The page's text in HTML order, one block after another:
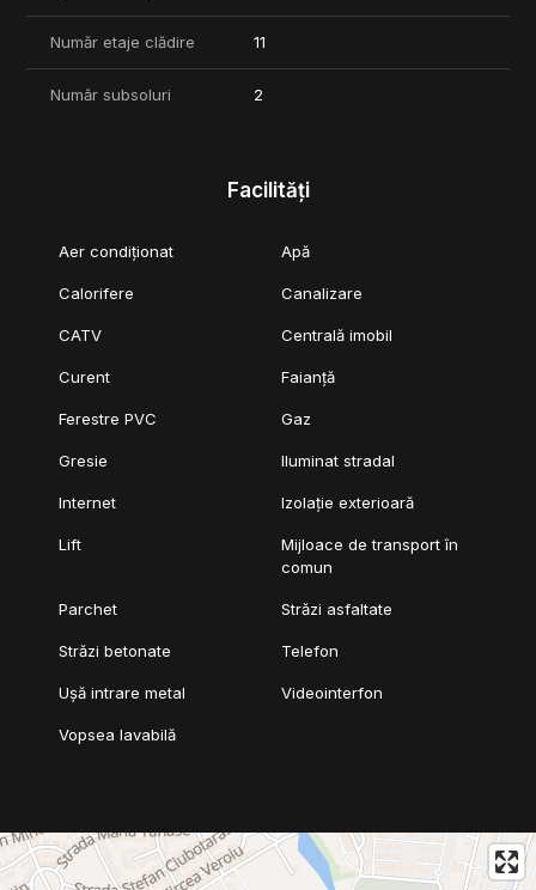
Număr etaje clădire 11
Număr subsoluri 2
Facilități
Aer condiționat Apă
Calorifere Canalizare
CATV Centrală imobil
Curent Faianță
Ferestre PVC Gaz
Gresie Iluminat stradal
Internet Izolație exterioară
Lift
Mijloace de transport în
comun
Parchet Străzi asfaltate
Străzi betonate Telefon
Ușă intrare metal Videointerfon
Vopsea lavabilă